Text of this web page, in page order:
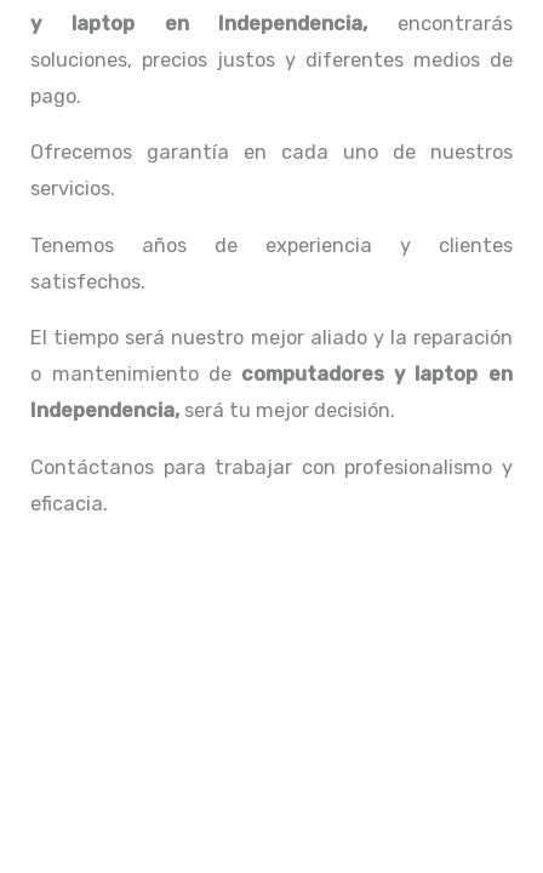
y laptop en Independencia, encontrarás
soluciones, precios justos y diferentes medios de
pago.
Ofrecemos garantía en cada uno de nuestros
servicios.
Tenemos años de experiencia y clientes
satisfechos.
El tiempo será nuestro mejor aliado y la reparación
o mantenimiento de computadores y laptop en
Independencia, será tu mejor decisión.
Contáctanos para trabajar con profesionalismo y
eficacia.